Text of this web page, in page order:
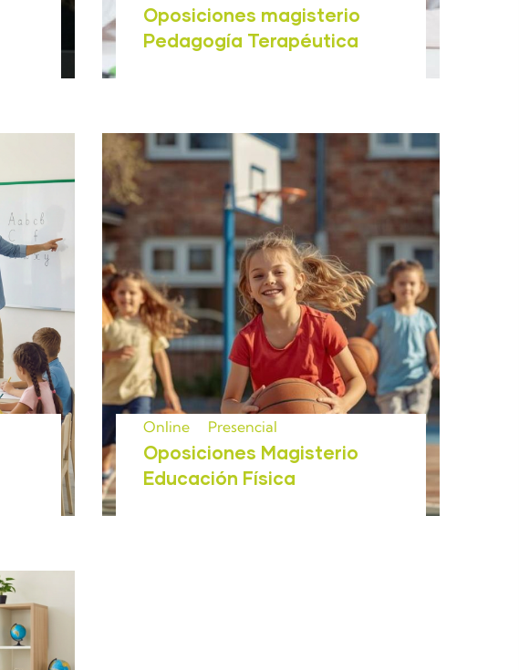
Oposiciones magisterio
Pedagogía Terapéutica
Online Presencial
Oposiciones Magisterio
Educación Física